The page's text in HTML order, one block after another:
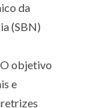
da
(SBN)
objetivo
e